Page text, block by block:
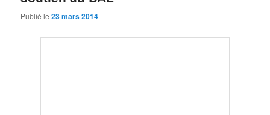
Publié le23 mars 2014